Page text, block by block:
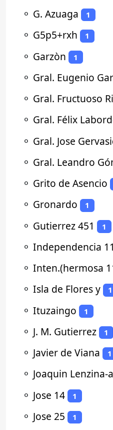
⚬ G. Azuaga 1
⚬ G5p5+rxh 1
⚬ Garzòn 1
⚬ Gral. Eugenio
⚬ Gral. Fructuoso
⚬ Gral. Félix
⚬ Gral. Jose
⚬ Gral. Leandro
⚬ Grito de Asencio
⚬ Gronardo 1
⚬ Gutierrez 451 1
⚬ Independencia
⚬ Inten.(hermosa
⚬ Isla de Flores y 1
⚬ Ituzaingo 1
⚬ J. M. Gutierrez 1
⚬ Javier de Viana 1
⚬ Joaquin Lenzina-
⚬ Jose 14 1
⚬ Jose 25 1